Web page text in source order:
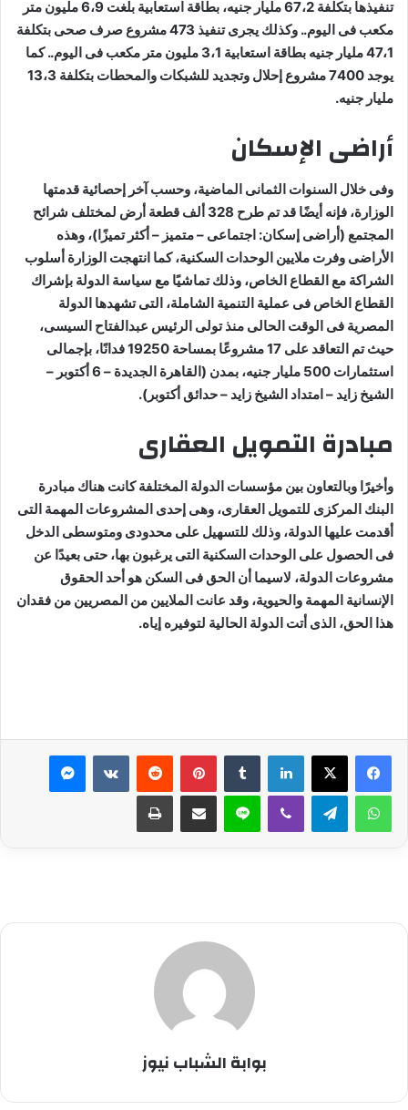
تنفيذها بتكلفة 67،2 مليار جنيه، بطاقة استعابية بلغت 6،9 مليون متر
مكعب فى اليوم.. وكذلك يجرى تنفيذ 473 مشروع صرف صحى بتكلفة
47،1 مليار جنيه بطاقة استعابية 3،1 مليون متر مكعب فى اليوم.. كما
يوجد 7400 مشروع إحلال وتجديد للشبكات والمحطات بتكلفة 13،3
مليار جنيه.
أراضى الإسكان
وفى خلال السنوات الثمانى الماضية، وحسب آخر إحصائية قدمتها
الوزارة، فإنه أيضًا قد تم طرح 328 ألف قطعة أرض لمختلف شرائح
المجتمع (أراضى إسكان: اجتماعى – متميز – أكثر تميزًا)، وهذه
الأراضى وفرت ملايين الوحدات السكنية، كما انتهجت الوزارة أسلوب
الشراكة مع القطاع الخاص، وذلك تماشيًا مع سياسة الدولة بإشراك
القطاع الخاص فى عملية التنمية الشاملة، التى تشهدها الدولة
المصرية فى الوقت الحالى منذ تولى الرئيس عبدالفتاح السيسى،
حيث تم التعاقد على 17 مشروعًا بمساحة 19250 فدانًا، بإجمالى
استثمارات 500 مليار جنيه، بمدن (القاهرة الجديدة – 6 أكتوبر –
الشيخ زايد – امتداد الشيخ زايد – حدائق أكتوبر).
مبادرة التمويل العقارى
وأخيرًا وبالتعاون بين مؤسسات الدولة المختلفة كانت هناك مبادرة
البنك المركزى للتمويل العقارى، وهى إحدى المشروعات المهمة التى
أقدمت عليها الدولة، وذلك للتسهيل على محدودى ومتوسطى الدخل
فى الحصول على الوحدات السكنية التى يرغبون بها، حتى بعيدًا عن
مشروعات الدولة، لاسيما أن الحق فى السكن هو أحد الحقوق
الإنسانية المهمة والحيوية، وقد عانت الملايين من المصريين من فقدان
هذا الحق، الذى أتت الدولة الحالية لتوفيره إياه.
لينكدإن بينتيريست ماسنجر
واتساب تيلقرام ڤايبر لاين مشاركة عبر البريد طباعة
بوابة الشباب نيوز